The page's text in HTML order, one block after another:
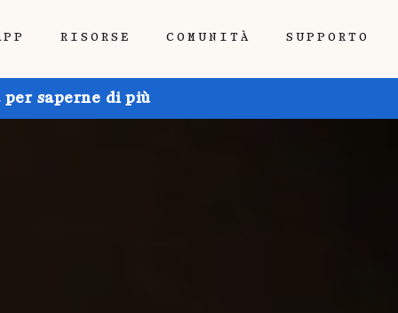
RISORSE COMUNITÀ SUPPORTO
per saperne di più